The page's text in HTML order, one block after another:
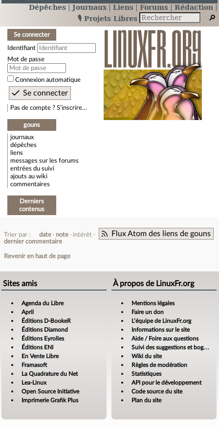
Dépêches Journaux Liens Forums
Rédaction
🎙️ Projets Libres
Se connecter
Identifiant
Mot de passe
Connexion automatique
Pas de compte ? S’inscrire…
gouns
journaux
dépêches
liens
messages sur les forums
entrées du suivi
ajouts au wiki
commentaires
Derniers
contenus
Flux Atom des liens de gouns
Trier par : date note
intérêt
dernier commentaire
Revenir en haut de page
Sites amis
Agenda du Libre
April
Éditions D-BookeR
Éditions Diamond
Éditions Eyrolles
Éditions ENI
En Vente Libre
Framasoft
La Quadrature du Net
Lea-Linux
Open Source Initiative
Imprimerie Grafik Plus
À propos de LinuxFr.org
Mentions légales
Faire un don
L’équipe de LinuxFr.org
Informations sur le site
Aide / Foire aux questions
Suivi des suggestions et bogues
Wiki du site
Règles de modération
Statistiques
API pour le développement
Code source du site
Plan du site